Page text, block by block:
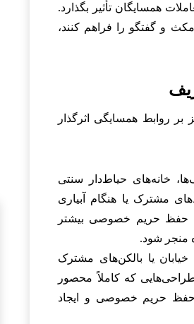
همسایگان تأثیر بگذارد.
و گفتگو را فراهم کنند،
روابط همسایگی اثرگذار
خانه‌های حیاط‌دار سنتی
مشترک یا هنگام آبیاری
با حفظ حریم خصوصی بیشتر
منجر شود.
یا بالکن‌های مشترک
که کاملاً محصور
حفظ حریم خصوصی و ایجاد